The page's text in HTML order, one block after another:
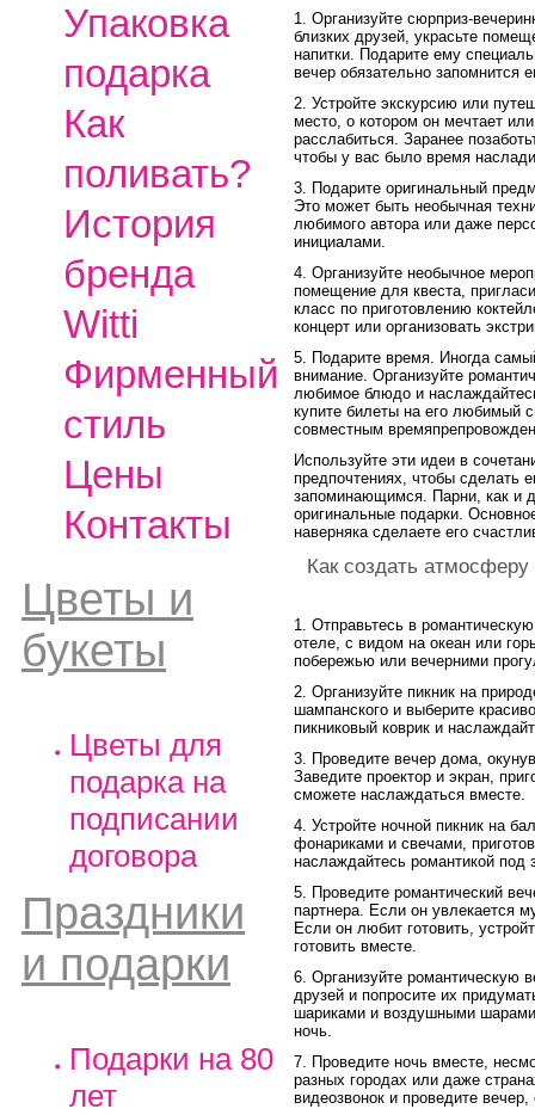
Упаковка
подарка
Как
поливать?
История
бренда
Witti
Фирменный
стиль
Цены
Контакты
Цветы и
букеты
Цветы для
подарка на
подписании
договора
Праздники
и подарки
Подарки на 80
лет
1. Организуйте сюрприз-
близких друзей, украсьте
напитки. Подарите ему
вечер обязательно запомнится
2. Устройте экскурсию или
место, о котором он мечтает
расслабиться. Заранее
чтобы у вас было время
3. Подарите оригинальный
Это может быть необычная
любимого автора или даже
инициалами.
4. Организуйте необычное
помещение для квеста,
класс по приготовлению
концерт или организовать
5. Подарите время. Иногда
внимание. Организуйте
любимое блюдо и
купите билеты на его любимый
совместным
Используйте эти идеи в
предпочтениях, чтобы сделать
запоминающимся. Парни, как и
оригинальные подарки.
наверняка сделаете его
Как создать
1. Отправьтесь в
отеле, с видом на океан или
побережью или вечерними
2. Организуйте пикник на
шампанского и выберите
пикниковый коврик и
3. Проведите вечер дома,
Заведите проектор и экран,
сможете наслаждаться вместе.
4. Устройте ночной пикник на
фонариками и свечами,
наслаждайтесь романтикой под
5. Проведите романтический
партнера. Если он увлекается
Если он любит готовить,
готовить вместе.
6. Организуйте романтическую
друзей и попросите их
шариками и воздушными
ночь.
7. Проведите ночь вместе,
разных городах или даже
видеозвонок и проведите